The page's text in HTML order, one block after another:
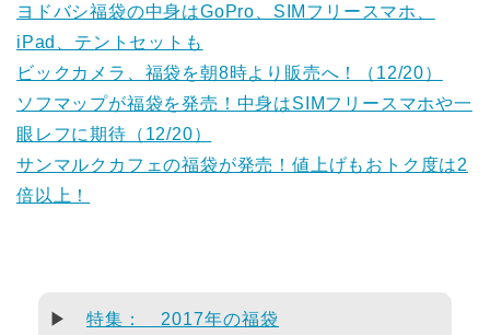
ヨドバシ福袋の中身はGoPro、SIMフリースマホ、
iPad、テントセットも
ビックカメラ、福袋を朝8時より販売へ！（12/20）
ソフマップが福袋を発売！中身はSIMフリースマホや一
眼レフに期待（12/20）
サンマルクカフェの福袋が発売！値上げもおトク度は2
倍以上！
▶ 特集： 2017年の福袋